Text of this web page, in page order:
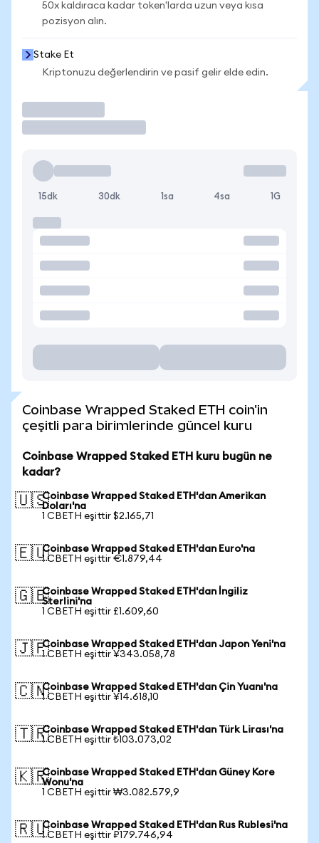
50x kaldıraca kadar token'larda uzun veya kısa
pozisyon alın.
Stake Et
Kriptonuzu değerlendirin ve pasif gelir elde edin.
15dk 30dk 1sa 4sa 1G
Coinbase Wrapped Staked ETH coin'in
çeşitli para birimlerinde güncel kuru
Coinbase Wrapped Staked ETH kuru bugün ne
kadar?
🇺🇸Coinbase Wrapped Staked ETH'dan Amerikan
Doları'na
1 CBETH eşittir $2.165,71
🇪🇺Coinbase Wrapped Staked ETH'dan Euro'na
1 CBETH eşittir €1.879,44
🇬🇧Coinbase Wrapped Staked ETH'dan İngiliz
Sterlini'na
1 CBETH eşittir £1.609,60
🇯🇵Coinbase Wrapped Staked ETH'dan Japon Yeni'na
1 CBETH eşittir ¥343.058,78
🇨🇳Coinbase Wrapped Staked ETH'dan Çin Yuanı'na
1 CBETH eşittir ¥14.618,10
🇹🇷Coinbase Wrapped Staked ETH'dan Türk Lirası'na
1 CBETH eşittir ₺103.073,02
🇰🇷Coinbase Wrapped Staked ETH'dan Güney Kore
Wonu'na
1 CBETH eşittir ₩3.082.579,9
🇷🇺Coinbase Wrapped Staked ETH'dan Rus Rublesi'na
1 CBETH eşittir ₽179.746,94